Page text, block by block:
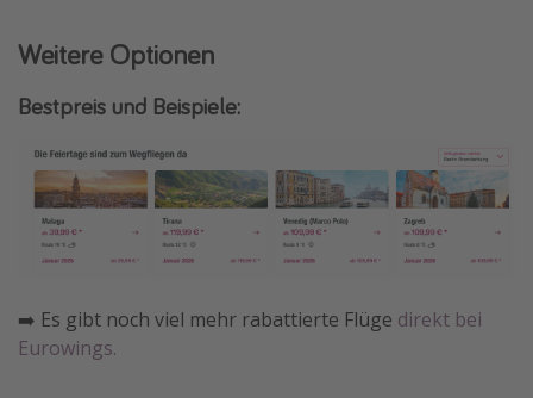
Weitere Optionen
Bestpreis und Beispiele:
➡️ Es gibt noch viel mehr rabattierte Flüge direkt bei
Eurowings.